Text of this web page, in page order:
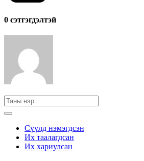
0 cэтгэгдэлтэй
Сүүлд нэмэгдсэн
Их таалагдсан
Их хариулсан